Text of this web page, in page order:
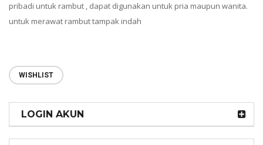
pribadi untuk rambut , dapat digunakan untuk pria maupun wanita.
untuk merawat rambut tampak indah
WISHLIST
LOGIN AKUN